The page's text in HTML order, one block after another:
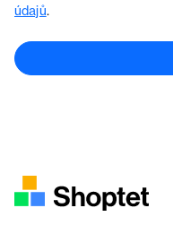
údajů.